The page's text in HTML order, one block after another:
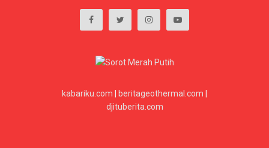
kabariku.com | beritageothermal.com |
djituberita.com